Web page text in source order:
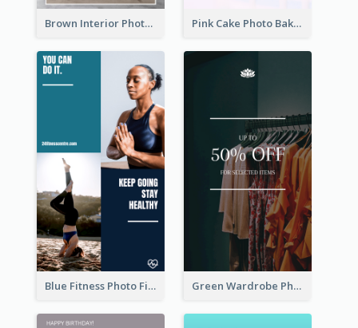
Brown Interior Photo Hiring Instagram Story Pink Cake Photo Bakery Instagram Story
Blue Fitness Photo Fitness Class Instagram Story Green Wardrobe Photo Shopping Sale Instagram Story